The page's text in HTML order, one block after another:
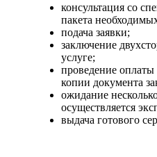
консультация со
пакета
подача заявки;
заключение
услуге;
проведение оплаты
копии документа
ожидание
осуществляется
выдача готового